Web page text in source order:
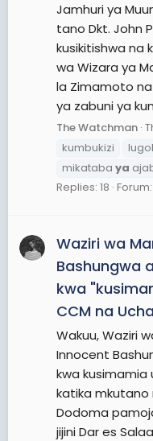
Jamhuri ya
tano Dkt. John
kusikitishwa na
wa Wizara ya
la Zimamoto
ya zabuni ya
The Watchman
kumbukizi
mikataba ya
Replies: 18 Forum:
Waziri wa
Bashungwa
kwa
CCM na
Wakuu, Waziri
Innocent
kwa kusimamia
katika mkutano
Dodoma
jijini Dar es